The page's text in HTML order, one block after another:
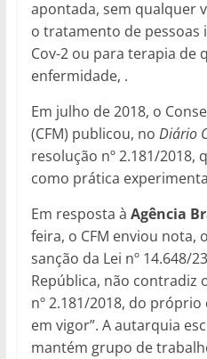
apontada, sem qualquer
o tratamento de pessoas
Cov-2 ou para terapia de
enfermidade, .
Em julho de 2018, o
(CFM) publicou, no Diário
resolução nº 2.181/2018,
como prática
Em resposta à Agência
feira, o CFM enviou nota,
sanção da Lei nº 14.648/
República, não contradiz
nº 2.181/2018, do
em vigor”. A autarquia
mantém grupo de